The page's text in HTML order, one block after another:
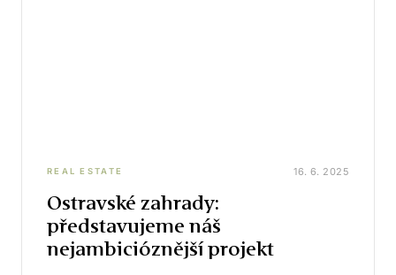
REAL ESTATE 16. 6. 2025
Ostravské zahrady:
představujeme náš
nejambicióznější projekt